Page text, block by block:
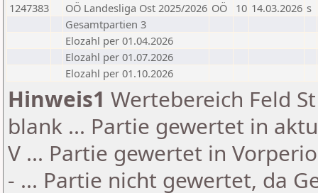
1247383
OÖ Landesliga Ost 2025/2026 OÖ 10 14.03.2026 s
Gesamtpartien 3
Elozahl per 01.04.2026
Elozahl per 01.07.2026
Elozahl per 01.10.2026
Hinweis1 Wertebereich Feld
blank ... Partie gewertet in
V ... Partie gewertet in
- ... Partie nicht gewertet, da